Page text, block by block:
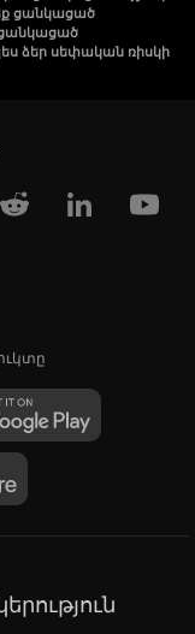
ցանկացած
ձեր սեփական ռիսկի